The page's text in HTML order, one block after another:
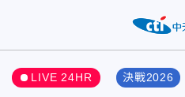
LIVE 24HR 決戰2026